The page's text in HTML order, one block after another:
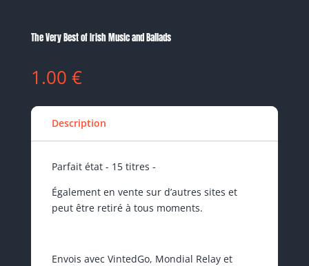
The Very Best of Irish Music and Ballads
1.00 €
Description
Parfait état - 15 titres -
Également en vente sur d’autres sites et
peut être retiré à tous moments.
Envois avec VintedGo, Mondial Relay et